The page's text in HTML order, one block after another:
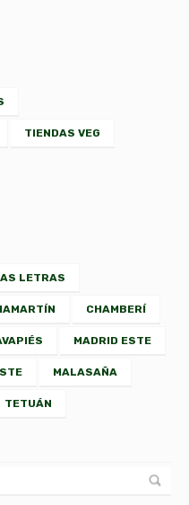
TIENDAS VEG
LETRAS
CHAMBERÍ
MADRID ESTE
MALASAÑA
TETUÁN